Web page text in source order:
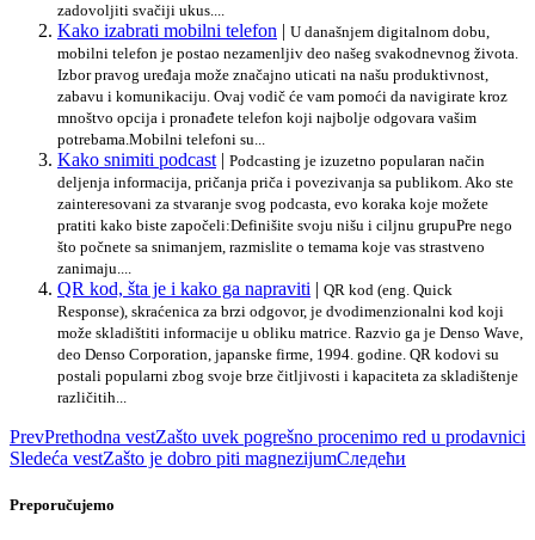
zadovoljiti svačiji ukus....
Kako izabrati mobilni telefon | U današnjem digitalnom dobu,
mobilni telefon je postao nezamenljiv deo našeg svakodnevnog života.
Izbor pravog uređaja može značajno uticati na našu produktivnost,
zabavu i komunikaciju. Ovaj vodič će vam pomoći da navigirate kroz
mnoštvo opcija i pronađete telefon koji najbolje odgovara vašim
potrebama.Mobilni telefoni su...
Kako snimiti podcast | Podcasting je izuzetno popularan način
deljenja informacija, pričanja priča i povezivanja sa publikom. Ako ste
zainteresovani za stvaranje svog podcasta, evo koraka koje možete
pratiti kako biste započeli:Definišite svoju nišu i ciljnu grupuPre nego
što počnete sa snimanjem, razmislite o temama koje vas strastveno
zanimaju....
QR kod, šta je i kako ga napraviti | QR kod (eng. Quick
Response), skraćenica za brzi odgovor, je dvodimenzionalni kod koji
može skladištiti informacije u obliku matrice. Razvio ga je Denso Wave,
deo Denso Corporation, japanske firme, 1994. godine. QR kodovi su
postali popularni zbog svoje brze čitljivosti i kapaciteta za skladištenje
različitih...
PrevPrethodna vestZašto uvek pogrešno procenimo red u prodavnici
Sledeća vestZašto je dobro piti magnezijumСледећи
Preporučujemo